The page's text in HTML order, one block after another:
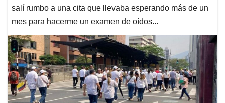
salí rumbo a una cita que llevaba esperando más de un
mes para hacerme un examen de oídos...